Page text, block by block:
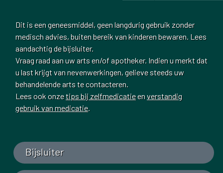
Dit is een geneesmiddel, geen langdurig gebruik zonder
medisch advies, buiten bereik van kinderen bewaren. Lees
aandachtig de bijsluiter.
Vraag raad aan uw arts en/of apotheker. Indien u merkt dat
u last krijgt van nevenwerkingen, gelieve steeds uw
behandelende arts te contacteren.
Lees ook onzetips bij zelfmedicatieenverstandig
gebruik van medicatie.
Bijsluiter